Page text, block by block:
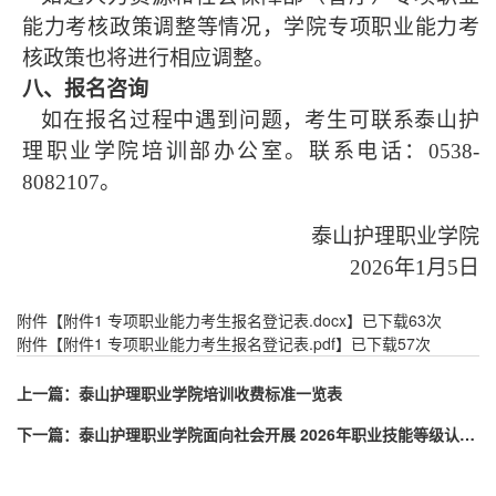
能力考核政策调整等情况，学院专项职业能力考
核政策也将进行相应调整。
八、报名咨询
如在报名过程中遇到问题，考生可联系泰山护
理职业学院培训部办公室。联系电话： 0538-
8082107。
泰山护理职业学院
2026年1月5日
附件【附件1 专项职业能力考生报名登记表.docx】已下载63次
附件【附件1 专项职业能力考生报名登记表.pdf】已下载57次
上一篇： 泰山护理职业学院培训收费标准一览表
下一篇：
泰山护理职业学院面向社会开展 2026年职业技能等级认定评价计划